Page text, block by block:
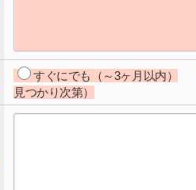
すぐにでも（～3ヶ月以内）
見つかり次第）